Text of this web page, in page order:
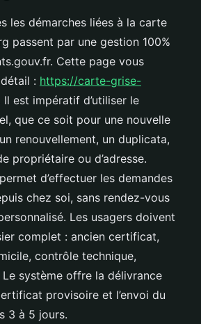
les démarches liées à la carte
passent par une gestion 100%
Cette page vous
: https://carte-grise-
Il est impératif d’utiliser le
que ce soit pour une nouvelle
renouvellement, un duplicata,
propriétaire ou d’adresse.
permet d’effectuer les demandes
chez soi, sans rendez-vous
Les usagers doivent
complet : ancien certificat,
contrôle technique,
système offre la délivrance
provisoire et l’envoi du
3 à 5 jours.